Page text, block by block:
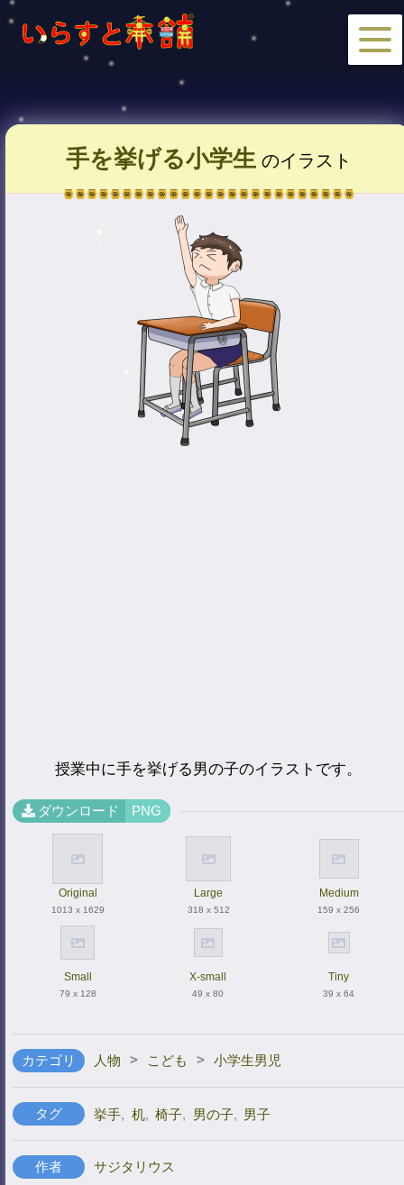
手を挙げる小学生のイラスト
授業中に手を挙げる男の子のイラストです。
ダウンロード PNG
Original
1013 x 1629
Large
318 x 512
Medium
159 x 256
Small
79 x 128
X-small
49 x 80
Tiny
39 x 64
カテゴリ 人物 > こども > 小学生男児
タグ 挙手, 机, 椅子, 男の子, 男子
作者 サジタリウス